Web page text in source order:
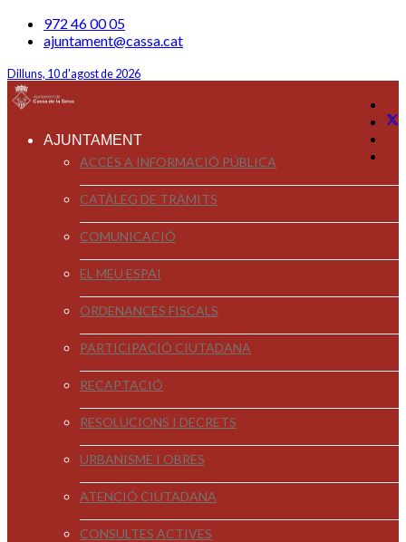
972 46 00 05
ajuntament@cassa.cat
Dilluns, 10 d'agost de 2026
AJUNTAMENT
ACCÉS A INFORMACIÓ PÚBLICA
CATÀLEG DE TRÀMITS
COMUNICACIÓ
EL MEU ESPAI
ORDENANCES FISCALS
PARTICIPACIÓ CIUTADANA
RECAPTACIÓ
RESOLUCIONS I DECRETS
URBANISME I OBRES
ATENCIÓ CIUTADANA
CONSULTES ACTIVES